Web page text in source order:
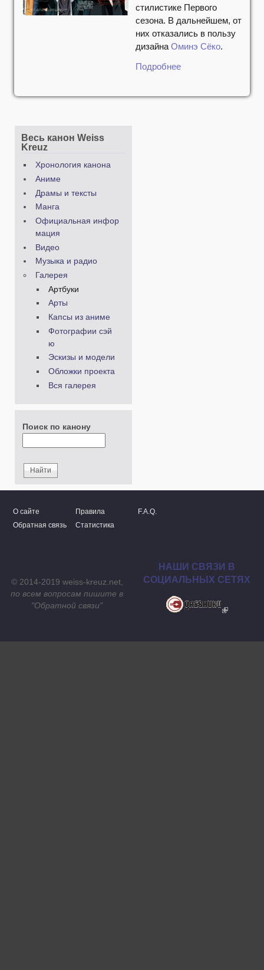
стилистике Первого
сезона. В дальнейшем, от
них отказались в пользу
дизайна Оминэ Сёко.
Подробнее
Весь канон Weiss
Kreuz
Хронология канона
Аниме
Драмы и тексты
Манга
Официальная инфор
мация
Видео
Музыка и радио
Галерея
Артбуки
Арты
Капсы из аниме
Фотографии сэй
ю
Эскизы и модели
Обложки проекта
Вся галерея
Поиск по канону
О сайте Правила
F.A.Q.
Обратная связь
Статистика
© 2014-2019 weiss-kreuz.net,
по всем вопросам пишите в
"Обратной связи"
НАШИ СВЯЗИ В
СОЦИАЛЬНЫХ СЕТЯХ